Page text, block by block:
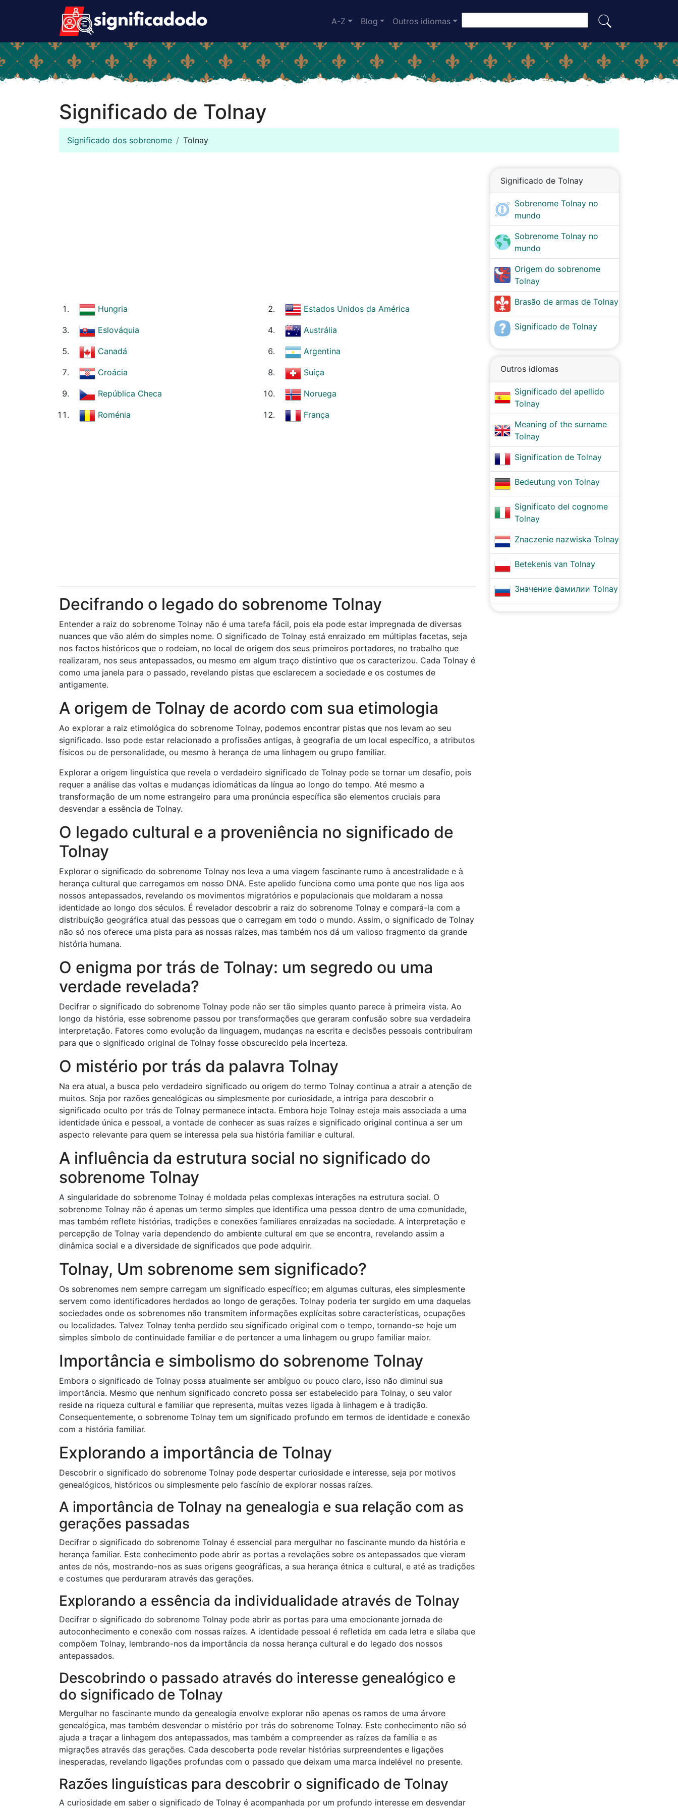
A-Z Blog Outros idiomas
Significado de Tolnay
Significado dos sobrenome Tolnay
Hungria Estados Unidos da América
Eslováquia Austrália
Canadá Argentina
Croácia Suíça
República Checa Noruega
Roménia França
Decifrando o legado do sobrenome Tolnay
Entender a raiz do sobrenome Tolnay não é uma tarefa fácil, pois ela pode estar impregnada de diversas
nuances que vão além do simples nome. O significado de Tolnay está enraizado em múltiplas facetas, seja
nos factos históricos que o rodeiam, no local de origem dos seus primeiros portadores, no trabalho que
realizaram, nos seus antepassados, ou mesmo em algum traço distintivo que os caracterizou. Cada Tolnay é
como uma janela para o passado, revelando pistas que esclarecem a sociedade e os costumes de
antigamente.
A origem de Tolnay de acordo com sua etimologia
Ao explorar a raiz etimológica do sobrenome Tolnay, podemos encontrar pistas que nos levam ao seu
significado. Isso pode estar relacionado a profissões antigas, à geografia de um local específico, a atributos
físicos ou de personalidade, ou mesmo à herança de uma linhagem ou grupo familiar.
Explorar a origem linguística que revela o verdadeiro significado de Tolnay pode se tornar um desafio, pois
requer a análise das voltas e mudanças idiomáticas da língua ao longo do tempo. Até mesmo a
transformação de um nome estrangeiro para uma pronúncia específica são elementos cruciais para
desvendar a essência de Tolnay.
O legado cultural e a proveniência no significado de
Tolnay
Explorar o significado do sobrenome Tolnay nos leva a uma viagem fascinante rumo à ancestralidade e à
herança cultural que carregamos em nosso DNA. Este apelido funciona como uma ponte que nos liga aos
nossos antepassados, revelando os movimentos migratórios e populacionais que moldaram a nossa
identidade ao longo dos séculos. É revelador descobrir a raiz do sobrenome Tolnay e compará-la com a
distribuição geográfica atual das pessoas que o carregam em todo o mundo. Assim, o significado de Tolnay
não só nos oferece uma pista para as nossas raízes, mas também nos dá um valioso fragmento da grande
história humana.
O enigma por trás de Tolnay: um segredo ou uma
verdade revelada?
Decifrar o significado do sobrenome Tolnay pode não ser tão simples quanto parece à primeira vista. Ao
longo da história, esse sobrenome passou por transformações que geraram confusão sobre sua verdadeira
interpretação. Fatores como evolução da linguagem, mudanças na escrita e decisões pessoais contribuíram
para que o significado original de Tolnay fosse obscurecido pela incerteza.
O mistério por trás da palavra Tolnay
Na era atual, a busca pelo verdadeiro significado ou origem do termo Tolnay continua a atrair a atenção de
muitos. Seja por razões genealógicas ou simplesmente por curiosidade, a intriga para descobrir o
significado oculto por trás de Tolnay permanece intacta. Embora hoje Tolnay esteja mais associada a uma
identidade única e pessoal, a vontade de conhecer as suas raízes e significado original continua a ser um
aspecto relevante para quem se interessa pela sua história familiar e cultural.
A influência da estrutura social no significado do
sobrenome Tolnay
A singularidade do sobrenome Tolnay é moldada pelas complexas interações na estrutura social. O
sobrenome Tolnay não é apenas um termo simples que identifica uma pessoa dentro de uma comunidade,
mas também reflete histórias, tradições e conexões familiares enraizadas na sociedade. A interpretação e
percepção de Tolnay varia dependendo do ambiente cultural em que se encontra, revelando assim a
dinâmica social e a diversidade de significados que pode adquirir.
Tolnay, Um sobrenome sem significado?
Os sobrenomes nem sempre carregam um significado específico; em algumas culturas, eles simplesmente
servem como identificadores herdados ao longo de gerações. Tolnay poderia ter surgido em uma daquelas
sociedades onde os sobrenomes não transmitem informações explícitas sobre características, ocupações
ou localidades. Talvez Tolnay tenha perdido seu significado original com o tempo, tornando-se hoje um
simples símbolo de continuidade familiar e de pertencer a uma linhagem ou grupo familiar maior.
Importância e simbolismo do sobrenome Tolnay
Embora o significado de Tolnay possa atualmente ser ambíguo ou pouco claro, isso não diminui sua
importância. Mesmo que nenhum significado concreto possa ser estabelecido para Tolnay, o seu valor
reside na riqueza cultural e familiar que representa, muitas vezes ligada à linhagem e à tradição.
Consequentemente, o sobrenome Tolnay tem um significado profundo em termos de identidade e conexão
com a história familiar.
Explorando a importância de Tolnay
Descobrir o significado do sobrenome Tolnay pode despertar curiosidade e interesse, seja por motivos
genealógicos, históricos ou simplesmente pelo fascínio de explorar nossas raízes.
A importância de Tolnay na genealogia e sua relação com as
gerações passadas
Decifrar o significado do sobrenome Tolnay é essencial para mergulhar no fascinante mundo da história e
herança familiar. Este conhecimento pode abrir as portas a revelações sobre os antepassados ​​que vieram
antes de nós, mostrando-nos as suas origens geográficas, a sua herança étnica e cultural, e até as tradições
e costumes que perduraram através das gerações.
Explorando a essência da individualidade através de Tolnay
Decifrar o significado do sobrenome Tolnay pode abrir as portas para uma emocionante jornada de
autoconhecimento e conexão com nossas raízes. A identidade pessoal é refletida em cada letra e sílaba que
compõem Tolnay, lembrando-nos da importância da nossa herança cultural e do legado dos nossos
antepassados.
Descobrindo o passado através do interesse genealógico e
do significado de Tolnay
Mergulhar no fascinante mundo da genealogia envolve explorar não apenas os ramos de uma árvore
genealógica, mas também desvendar o mistério por trás do sobrenome Tolnay. Este conhecimento não só
ajuda a traçar a linhagem dos antepassados, mas também a compreender as raízes da família e as
migrações através das gerações. Cada descoberta pode revelar histórias surpreendentes e ligações
inesperadas, revelando ligações profundas com o passado que deixam uma marca indelével no presente.
Razões linguísticas para descobrir o significado de Tolnay
A curiosidade em saber o significado de Tolnay é acompanhada por um profundo interesse em desvendar
Significado de Tolnay
Sobrenome Tolnay no
mundo
Sobrenome Tolnay no
mundo
Origem do sobrenome
Tolnay
Brasão de armas de Tolnay
Significado de Tolnay
Outros idiomas
Significado del apellido
Tolnay
Meaning of the surname
Tolnay
Signification de Tolnay
Bedeutung von Tolnay
Significato del cognome
Tolnay
Znaczenie nazwiska Tolnay
Betekenis van Tolnay
Значение фамилии Tolnay